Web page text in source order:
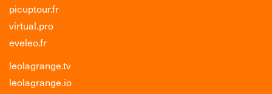
picuptour.fr
virtual.pro
eveleo.fr
leolagrange.tv
leolagrange.io